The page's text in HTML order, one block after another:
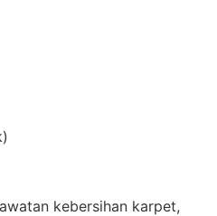
kebersihan karpet,